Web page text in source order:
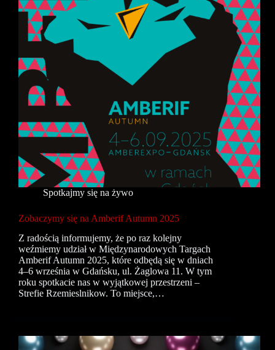
Spotkajmy się na żywo
Zobaczymy się na Amberif Autumn 2025
Z radością informujemy, że po raz kolejny
weźmiemy udział w Międzynarodowych Targach
Amberif Autumn 2025, które odbędą się w dniach
4–6 września w Gdańsku, ul. Żaglowa 11. W tym
roku spotkacie nas w wyjątkowej przestrzeni –
Strefie Rzemieslnikow. To miejsce,…